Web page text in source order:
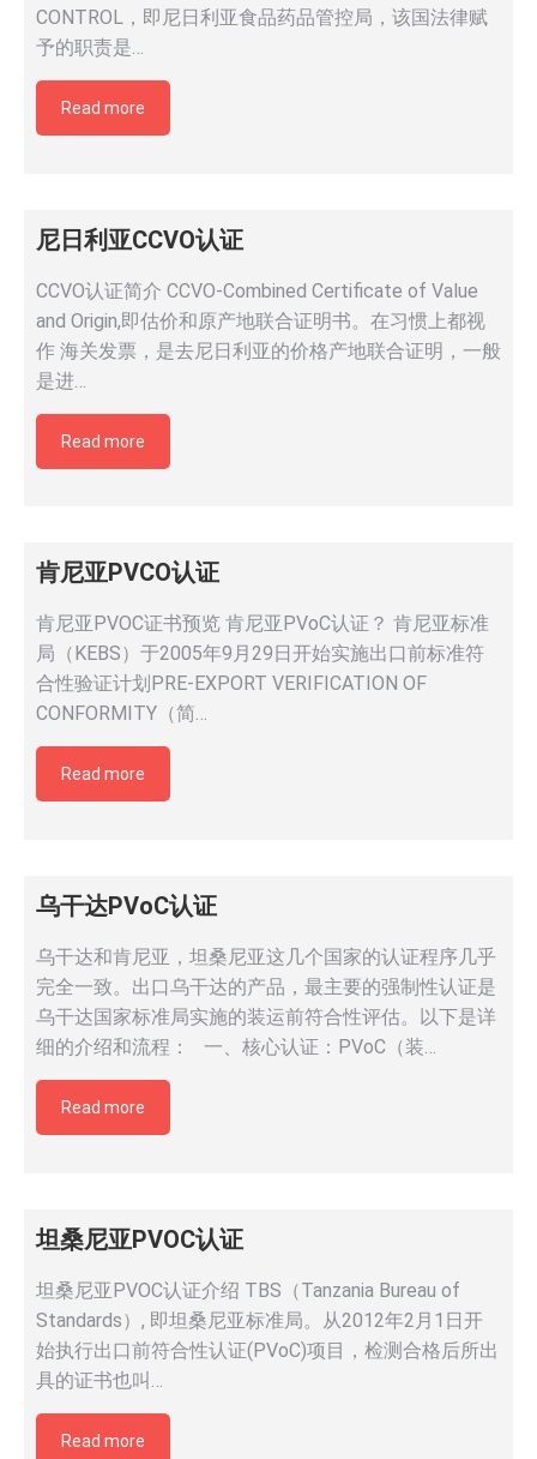
CONTROL，即尼日利亚食品药品管控局，该国法律赋
予的职责是…
Read more
尼日利亚CCVO认证
CCVO认证简介 CCVO-Combined Certificate of Value
and Origin,即估价和原产地联合证明书。在习惯上都视
作 海关发票，是去尼日利亚的价格产地联合证明，一般
是进…
Read more
肯尼亚PVCO认证
肯尼亚PVOC证书预览 肯尼亚PVoC认证？ 肯尼亚标准
局（KEBS）于2005年9月29日开始实施出口前标准符
合性验证计划PRE-EXPORT VERIFICATION OF
CONFORMITY（简…
Read more
乌干达PVoC认证
乌干达和肯尼亚，坦桑尼亚这几个国家的认证程序几乎
完全一致。出口乌干达的产品，最主要的强制性认证是
乌干达国家标准局实施的装运前符合性评估。以下是详
细的介绍和流程： 一、核心认证：PVoC（装…
Read more
坦桑尼亚PVOC认证
坦桑尼亚PVOC认证介绍 TBS（Tanzania Bureau of
Standards）, 即坦桑尼亚标准局。从2012年2月1日开
始执行出口前符合性认证(PVoC)项目，检测合格后所出
具的证书也叫…
Read more